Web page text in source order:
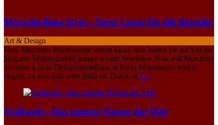
Mercedes-Benz Style – Purer Luxus für alle Bereiche
Art & Design
Dass Mercedes Meilensteine setzen kann, dass haben sie auch in der
jüngsten Vergangenheit immer wieder bewiesen. Nun will Mercedes
bei einer Luxus-Designausstellung in Porto Montenegro erneut
zeigen, zu was man alles fähig ist. Damit ist [...]
Svalbarði – Das teuerste Wasser der Welt